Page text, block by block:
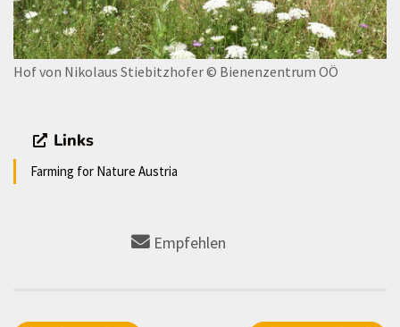
Hof von Nikolaus Stiebitzhofer© Bienenzentrum OÖ
Links
Farming for Nature Austria
Empfehlen